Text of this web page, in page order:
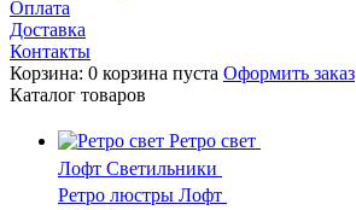
Оплата
Доставка
Контакты
Корзина: 0 корзина пуста Оформить заказ
Каталог товаров
Ретро свет
Лофт Светильники
Ретро люстры Лофт